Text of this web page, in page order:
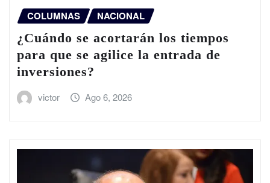
COLUMNAS NACIONAL
¿Cuándo se acortarán los tiempos
para que se agilice la entrada de
inversiones?
victor Ago 6, 2026